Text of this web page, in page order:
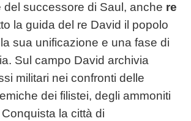
del successore di Saul, anche re
la guida del re David il popolo
sua unificazione e una fase di
Sul campo David archivia
militari nei confronti delle
dei filistei, degli ammoniti
la città di